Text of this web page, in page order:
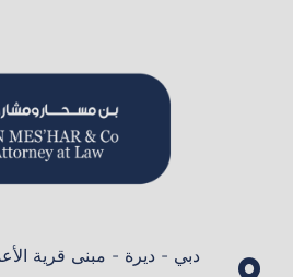
دبي - ديرة - مبنى قرية